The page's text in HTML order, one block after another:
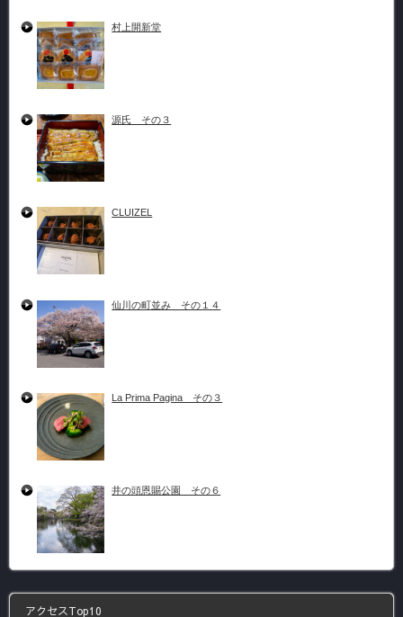
村上開新堂
源氏 その３
CLUIZEL
仙川の町並み その１４
La Prima Pagina その３
井の頭恩賜公園 その６
アクセスTop10